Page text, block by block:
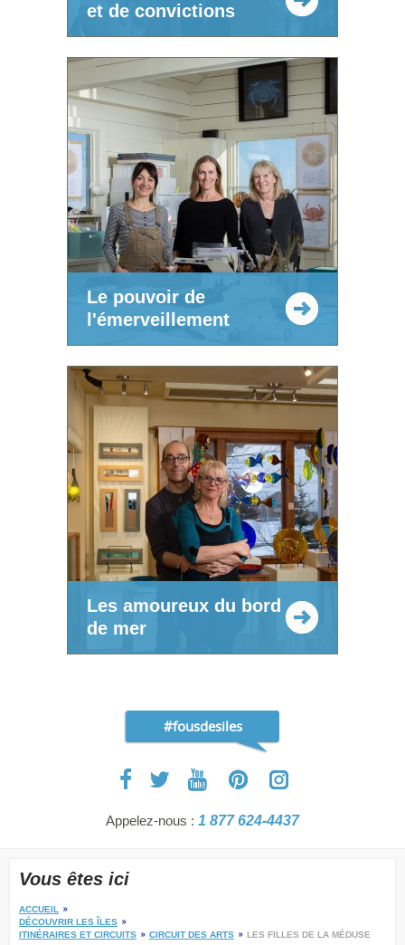
et de convictions
Le pouvoir de
l'émerveillement
Les amoureux du bord
de mer
#fousdesiles
Appelez-nous : 1 877 624-4437
Vous êtes ici
ACCUEIL
DÉCOUVRIR LES ÎLES
ITINÉRAIRES ET CIRCUITS
CIRCUIT DES ARTS LES FILLES DE LA MÉDUSE